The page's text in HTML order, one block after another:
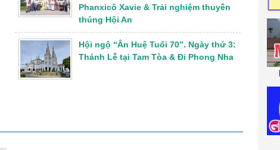
Phanxicô Xavie & Trải nghiệm thuyền
thúng Hội An
Hội ngộ “Ân Huệ Tuổi 70”. Ngày thứ 3:
Thánh Lễ tại Tam Tòa & Đi Phong Nha